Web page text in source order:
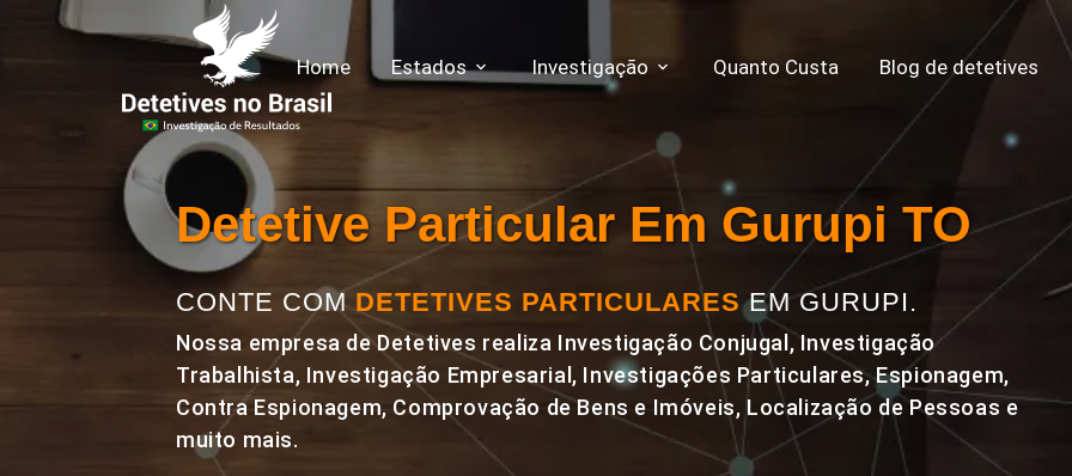
Home Estados Investigação Quanto Custa Blog de detetives
Detetive Particular Em Gurupi TO
CONTE COMDETETIVES PARTICULARESEM GURUPI.
Nossa empresa de Detetives realiza Investigação Conjugal, Investigação
Trabalhista, Investigação Empresarial, Investigações Particulares, Espionagem,
Contra Espionagem, Comprovação de Bens e Imóveis, Localização de Pessoas e
muito mais.